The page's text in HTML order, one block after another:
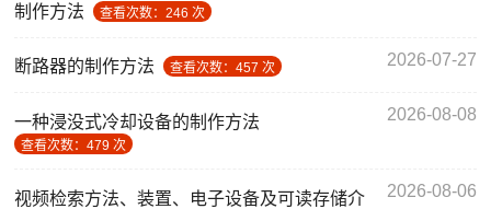
制作方法
查看次数：246 次
断路器的制作方法 查看次数：457 次 2026-07-27
一种浸没式冷却设备的制作方法
查看次数：479 次
2026-08-08
视频检索方法、装置、电子设备及可读存储介
2026-08-06